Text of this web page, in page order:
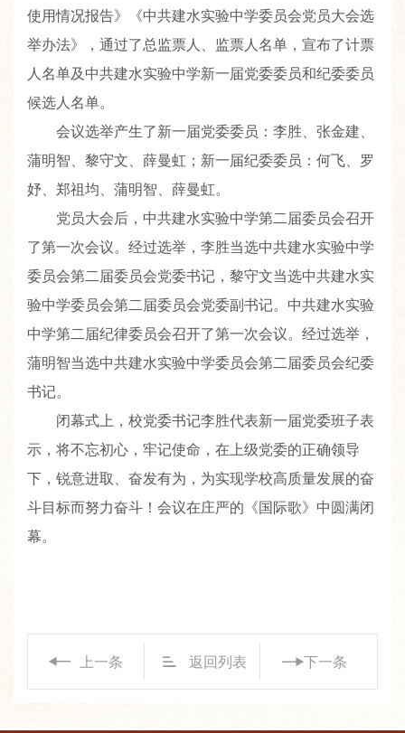
使用情况报告》《中共建水实验中学委员会党员大会选
举办法》，通过了总监票人、监票人名单，宣布了计票
人名单及中共建水实验中学新一届党委委员和纪委委员
候选人名单。
会议选举产生了新一届党委委员：李胜、张金建、
蒲明智、黎守文、薛曼虹；新一届纪委委员：何飞、罗
妤、郑祖均、蒲明智、薛曼虹。
党员大会后，中共建水实验中学第二届委员会召开
了第一次会议。经过选举，李胜当选中共建水实验中学
委员会第二届委员会党委书记，黎守文当选中共建水实
验中学委员会第二届委员会党委副书记。中共建水实验
中学第二届纪律委员会召开了第一次会议。经过选举，
蒲明智当选中共建水实验中学委员会第二届委员会纪委
书记。
闭幕式上，校党委书记李胜代表新一届党委班子表
示，将不忘初心，牢记使命，在上级党委的正确领导
下，锐意进取、奋发有为，为实现学校高质量发展的奋
斗目标而努力奋斗！会议在庄严的《国际歌》中圆满闭
幕。
上一条 返回列表 下一条